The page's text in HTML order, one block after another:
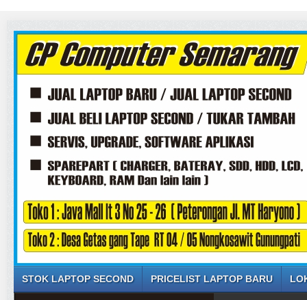
STOK LAPTOP SECOND PRICELIST LAPTOP BARU